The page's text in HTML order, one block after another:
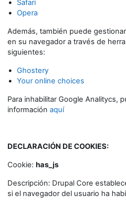
Safari
Opera
Además, también puede
en su navegador a través de
siguientes:
Ghostery
Your online choices
Para inhabilitar Google Analitycs,
información aquí
DECLARACIÓN DE COOKIES:
Cookie: has_js
Descripción: Drupal Core
si el navegador del usuario ha